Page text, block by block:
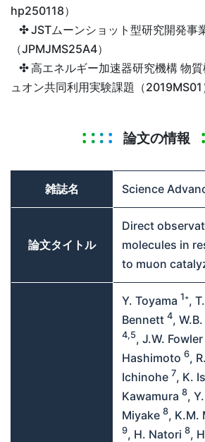
hp250118）
✣JSTムーンショット型研究開発事
（JPMJMS25A4）
✣高エネルギー加速器研究機構 物質
ュオン共同利用実験課題（2019MS01
論文の情報
雑誌名 Science
論文タイトル
Direct
molecules in
to muon
Y. Toyama 1∗,
Bennett 4,
4,5, J.W. Fowler
Hashimoto 6,
Ichinohe 7, K.
Kawamura 8,
Miyake 8, K.M.
9, H. Natori 8,